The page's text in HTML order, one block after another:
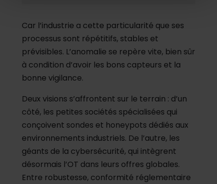
informations que vous leur avez fournies ou qu'ils ont
collectées lors de votre utilisation de leurs services.
Car l’industrie a cette particularité que ses
processus sont répétitifs, stables et
prévisibles. L’anomalie se repère vite, bien sûr
à condition d’avoir les bons capteurs et la
bonne vigilance.
Deux visions s’affrontent sur le terrain : d’un
côté, les petites sociétés spécialisées qui
conçoivent sondes et honeypots dédiés aux
environnements industriels. De l’autre, les
géants de la cybersécurité, qui intègrent
désormais l’OT dans leurs offres globales.
Entre robustesse, conformité réglementaire